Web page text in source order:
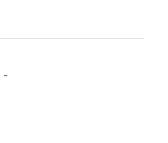
-